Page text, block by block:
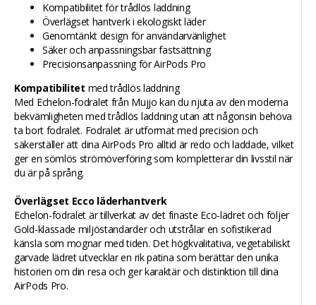
Kompatibilitet för trådlös laddning
Överlägset hantverk i ekologiskt läder
Genomtänkt design för användarvänlighet
Säker och anpassningsbar fastsättning
Precisionsanpassning för AirPods Pro
Kompatibilitet med trådlös laddning
Med Echelon-fodralet från Mujjo kan du njuta av den moderna
bekvämligheten med trådlös laddning utan att någonsin behöva
ta bort fodralet. Fodralet är utformat med precision och
säkerställer att dina AirPods Pro alltid är redo och laddade, vilket
ger en sömlös strömöverföring som kompletterar din livsstil när
du är på språng.
Överlägset Ecco läderhantverk
Echelon-fodralet är tillverkat av det finaste Eco-lädret och följer
Gold-klassade miljöstandarder och utstrålar en sofistikerad
känsla som mognar med tiden. Det högkvalitativa, vegetabiliskt
garvade lädret utvecklar en rik patina som berättar den unika
historien om din resa och ger karaktär och distinktion till dina
AirPods Pro.